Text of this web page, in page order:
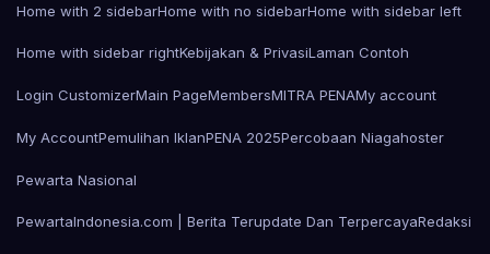
Home with 2 sidebarHome with no sidebarHome with sidebar left
Home with sidebar rightKebijakan & PrivasiLaman Contoh
Login CustomizerMain PageMembersMITRA PENAMy account
My AccountPemulihan IklanPENA 2025Percobaan Niagahoster
Pewarta Nasional
PewartaIndonesia.com | Berita Terupdate Dan TerpercayaRedaksi